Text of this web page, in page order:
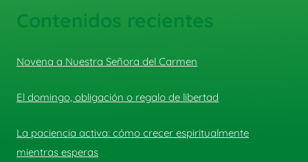
Contenidos recientes
Novena a Nuestra Señora del Carmen
El domingo, obligación o regalo de libertad
La paciencia activa: cómo crecer espiritualmente
mientras esperas